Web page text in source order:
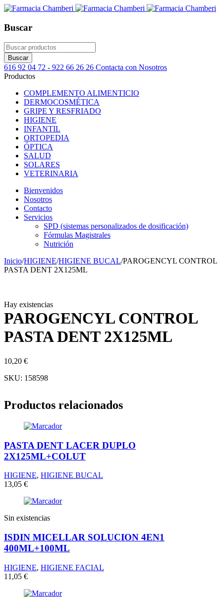
Buscar
616 92 04 72 - 922 66 26 26 Contacta con Nosotros
Productos
COMPLEMENTO ALIMENTICIO
DERMOCOSMÉTICA
GRIPE Y RESFRIADO
HIGIENE
INFANTIL
ORTOPEDIA
ÓPTICA
SALUD
SOLARES
VETERINARIA
Bienvenidos
Nosotros
Contacto
Servicios
SPD (sistemas personalizados de dosificación)
Fórmulas Magistrales
Nutrición
Inicio/HIGIENE/HIGIENE BUCAL/PAROGENCYL CONTROL
PASTA DENT 2X125ML
Hay existencias
PAROGENCYL CONTROL
PASTA DENT 2X125ML
10,20 €
SKU: 158598
Productos relacionados
PASTA DENT LACER DUPLO
2X125ML+COLUT
HIGIENE, HIGIENE BUCAL
13,05 €
Sin existencias
ISDIN MICELLAR SOLUCION 4EN1
400ML+100ML
HIGIENE, HIGIENE FACIAL
11,05 €